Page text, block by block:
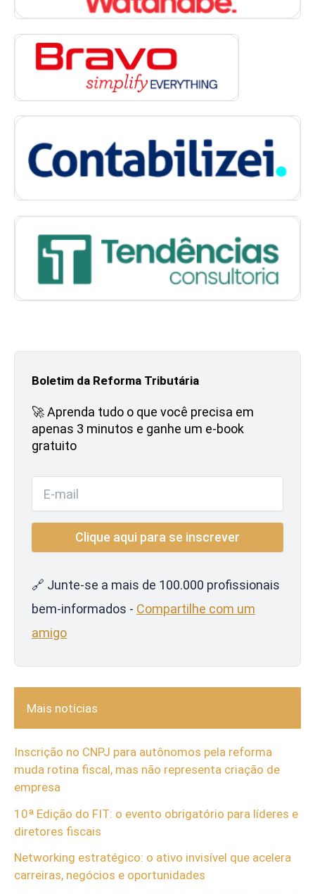
Boletim da Reforma Tributária
🚀 Aprenda tudo o que você precisa em
apenas 3 minutos e ganhe um e-book
gratuito
🔗 Junte-se a mais de 100.000 profissionais
bem-informados - Compartilhe com um
amigo
Mais notícias
Inscrição no CNPJ para autônomos pela reforma
muda rotina fiscal, mas não representa criação de
empresa
10ª Edição do FIT: o evento obrigatório para líderes e
diretores fiscais
Networking estratégico: o ativo invisível que acelera
carreiras, negócios e oportunidades